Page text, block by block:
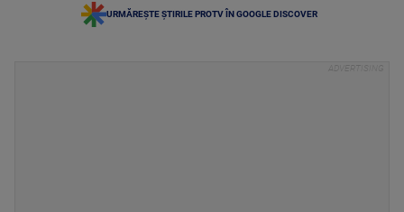
URMĂREȘTE ȘTIRILE PROTV ÎN GOOGLE DISCOVER